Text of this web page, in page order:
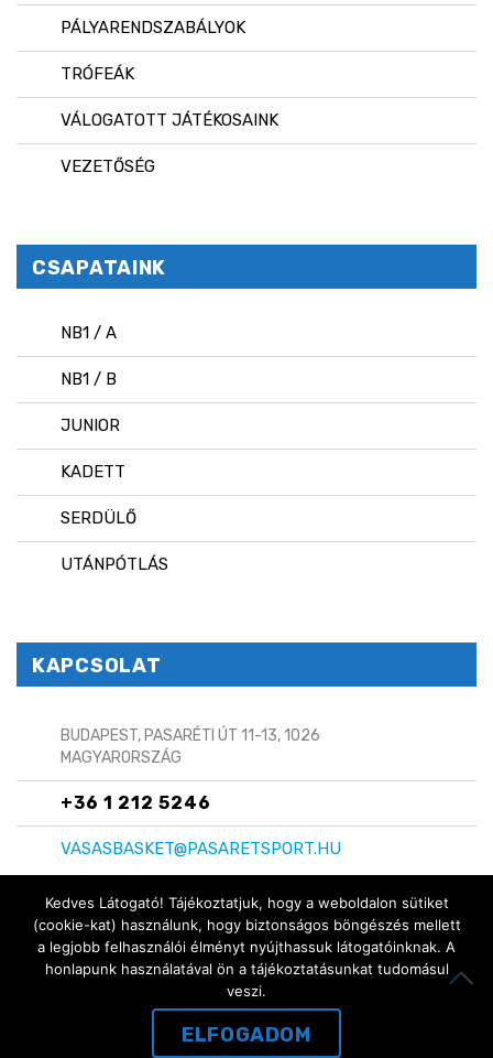
PÁLYARENDSZABÁLYOK
TRÓFEÁK
VÁLOGATOTT JÁTÉKOSAINK
VEZETŐSÉG
CSAPATAINK
NB1 / A
NB1 / B
JUNIOR
KADETT
SERDÜLŐ
UTÁNPÓTLÁS
KAPCSOLAT
BUDAPEST, PASARÉTI ÚT 11-13, 1026
MAGYARORSZÁG
+36 1 212 5246
VASASBASKET@PASARETSPORT.HU
Copyright © 2024 Vasas Basket
ITT IS MEGTALÁLSZ:
Kedves Látogató! Tájékoztatjuk, hogy a weboldalon sütiket
(cookie-kat) használunk, hogy biztonságos böngészés mellett
a legjobb felhasználói élményt nyújthassuk látogatóinknak. A
honlapunk használatával ön a tájékoztatásunkat tudomásul
veszi.
ELFOGADOM